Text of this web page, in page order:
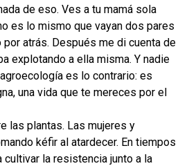
de eso. Ves a tu mamá sola
es lo mismo que vayan dos pares
atrás. Después me di cuenta de
explotando a ella misma. Y nadie
es lo contrario: es
una vida que te mereces por el
las plantas. Las mujeres y
kéfir al atardecer. En tiempos
cultivar la resistencia junto a la